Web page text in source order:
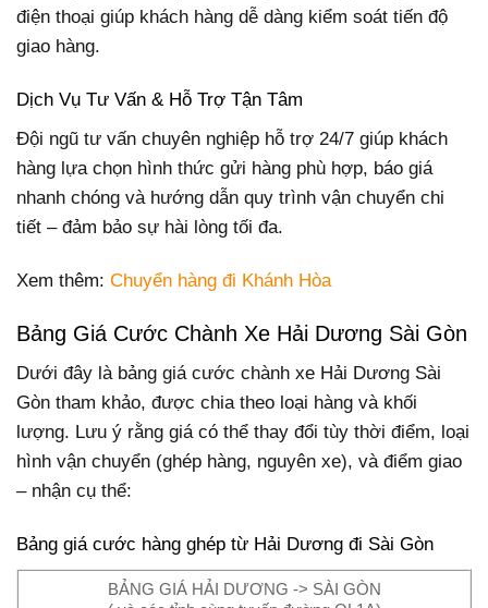
điện thoại giúp khách hàng dễ dàng kiểm soát tiến độ
giao hàng.
Dịch Vụ Tư Vấn & Hỗ Trợ Tận Tâm
Đội ngũ tư vấn chuyên nghiệp hỗ trợ 24/7 giúp khách
hàng lựa chọn hình thức gửi hàng phù hợp, báo giá
nhanh chóng và hướng dẫn quy trình vận chuyển chi
tiết – đảm bảo sự hài lòng tối đa.
Xem thêm: Chuyển hàng đi Khánh Hòa
Bảng Giá Cước Chành Xe Hải Dương Sài Gòn
Dưới đây là bảng giá cước chành xe Hải Dương Sài
Gòn tham khảo, được chia theo loại hàng và khối
lượng. Lưu ý rằng giá có thể thay đổi tùy thời điểm, loại
hình vận chuyển (ghép hàng, nguyên xe), và điểm giao
– nhận cụ thể:
Bảng giá cước hàng ghép từ Hải Dương đi Sài Gòn
BẢNG GIÁ HẢI DƯƠNG -> SÀI GÒN